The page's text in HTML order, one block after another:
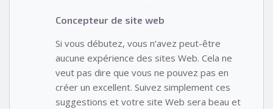
Concepteur de site web
Si vous débutez, vous n’avez peut-être
aucune expérience des sites Web. Cela ne
veut pas dire que vous ne pouvez pas en
créer un excellent. Suivez simplement ces
suggestions et votre site Web sera beau et